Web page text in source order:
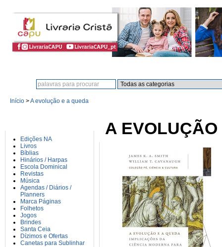
Início >A evolução e a queda
Edições NA
Livros
Bíblias
Hinários / Harpas
Escola Dominical
Revistas
Música
Agendas / Diários /
Planners
Marca Páginas
Folhetos
Jogos
Brindes
Santa Ceia
Dízimos e Ofertas
Canetas para Sublinhar
A